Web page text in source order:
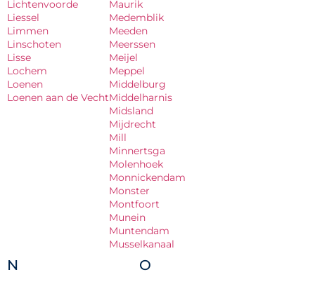
Lichtenvoorde
Liessel
Limmen
Linschoten
Lisse
Lochem
Loenen
Loenen aan de Vecht
Maurik
Medemblik
Meeden
Meerssen
Meijel
Meppel
Middelburg
Middelharnis
Midsland
Mijdrecht
Mill
Minnertsga
Molenhoek
Monnickendam
Monster
Montfoort
Munein
Muntendam
Musselkanaal
N O